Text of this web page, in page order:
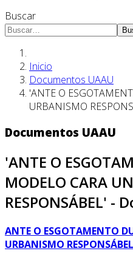
Buscar
Inicio
Documentos UAAU
'ANTE O
URBANISMO
Documentos UAAU
'ANTE O
MODELO CARA
RESPONSÁBEL' -
ANTE O ESGOTAMENTO
URBANISMO